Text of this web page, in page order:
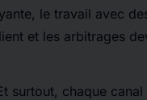
le travail avec
et les arbitrages
surtout, chaque